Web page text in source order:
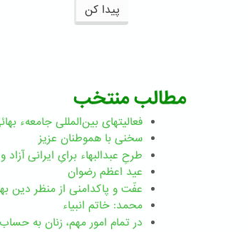
پیدا کن
مطالب منتخب
فعالیتهای بین‌المللی جامعهء
سخنی با هموطنان عزیز
طرحِ عبدالبهاء برایِ ایرانی آزاد و
عید اعظم رضوان
عفّت و پاکدامنی از منظر دین
محمد: خاتم انبیاء
در تمام امور مهم،‌ زنان به